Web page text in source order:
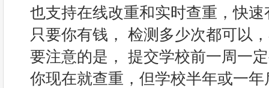
也支持在线改重和实时查重，快
只要你有钱， 检测多少次都可以
要注意的是， 提交学校前一周一
你现在就查重，但学校半年或一